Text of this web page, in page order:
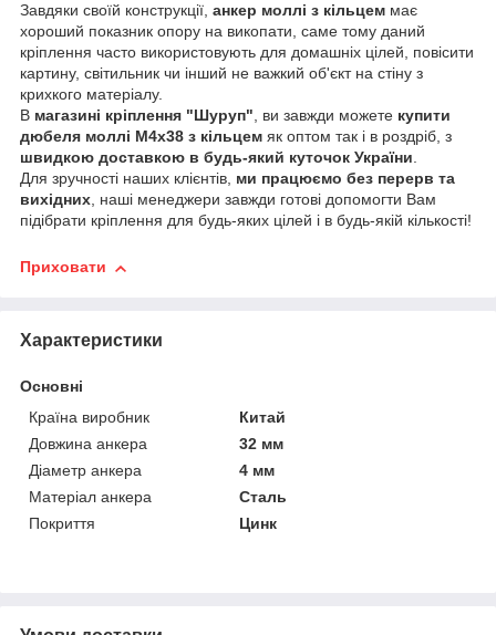
Завдяки своїй конструкції, анкер моллі з кільцем має
хороший показник опору на викопати, саме тому даний
кріплення часто використовують для домашніх цілей, повісити
картину, світильник чи інший не важкий об'єкт на стіну з
крихкого матеріалу.
В магазині кріплення "Шуруп", ви завжди можете купити
дюбеля моллі М4х38 з кільцем як оптом так і в роздріб, з
швидкою доставкою в будь-який куточок України.
Для зручності наших клієнтів, ми працюємо без перерв та
вихідних, наші менеджери завжди готові допомогти Вам
підібрати кріплення для будь-яких цілей і в будь-якій кількості!
Приховати
Характеристики
Основні
Країна виробник
Китай
Довжина анкера
32 мм
Діаметр анкера
4 мм
Матеріал анкера
Сталь
Покриття
Цинк